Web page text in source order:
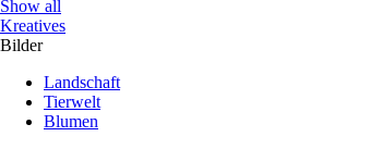
Show all
Kreatives
Bilder
Landschaft
Tierwelt
Blumen